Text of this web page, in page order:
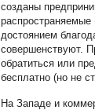
созданы
достоянием
совершенствуют.
обратиться или
бесплатно (но не
На Западе и